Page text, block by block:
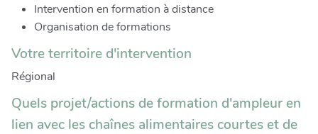
Intervention en formation à distance
Organisation de formations
Votre territoire d'intervention
Régional
Quels projet/actions de formation d'ampleur en
lien avec les chaînes alimentaires courtes et de